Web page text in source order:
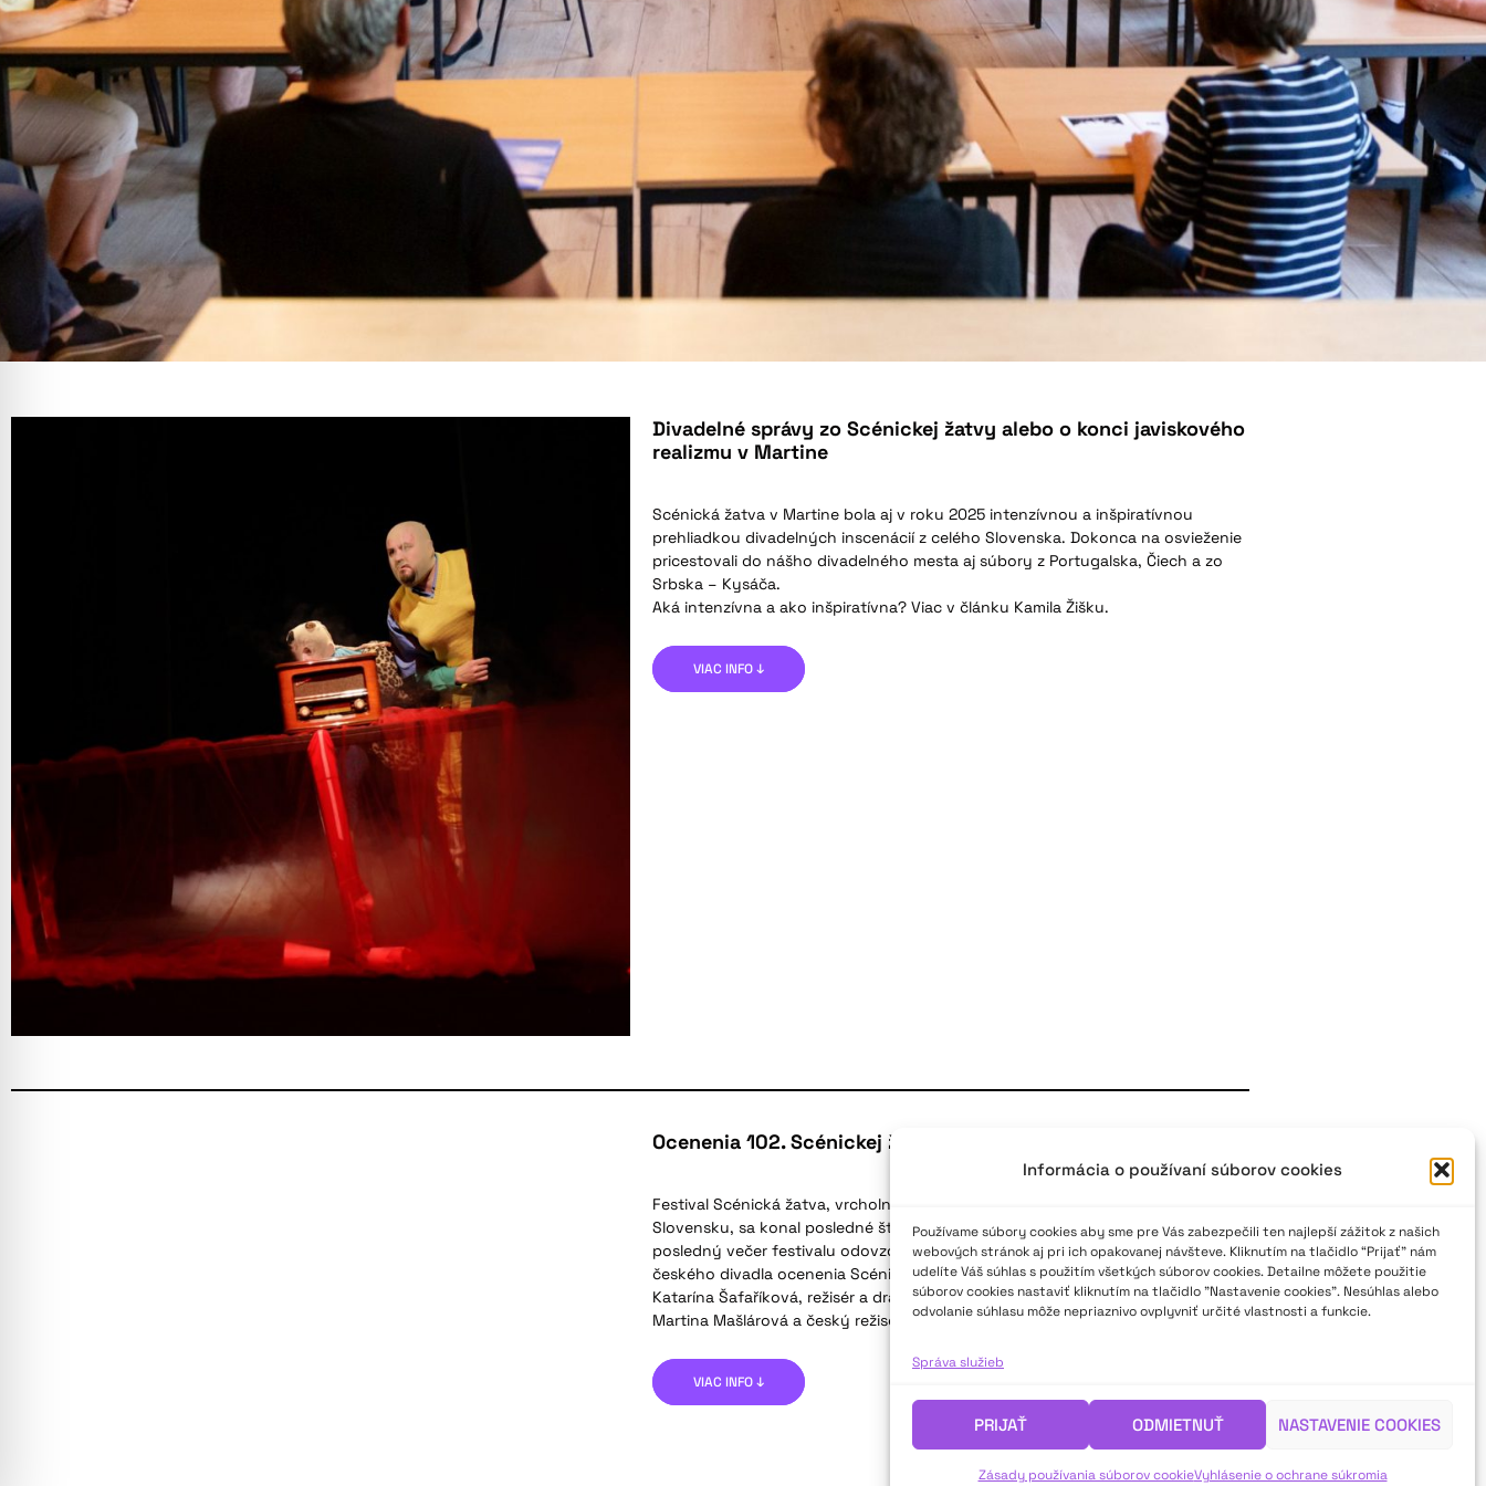
Informácia o používaní súborov cookies
Používame súbory cookies aby sme pre Vás zabezpečili ten najlepší zážitok z našich
webových stránok aj pri ich opakovanej návšteve. Kliknutím na tlačidlo “Prijať” nám
udelíte Váš súhlas s použitím všetkých súborov cookies. Detailne môžete použitie
súborov cookies nastaviť kliknutím na tlačidlo "Nastavenie cookies". Nesúhlas alebo
odvolanie súhlasu môže nepriaznivo ovplyvniť určité vlastnosti a funkcie.
Správa služieb
PRIJAŤ ODMIETNUŤ NASTAVENIE COOKIES
Zásady používania súborov cookieVyhlásenie o ochrane súkromia
Divadelné správy zo Scénickej žatvy alebo o konci javiskového
realizmu v Martine
Scénická žatva v Martine bola aj v roku 2025 intenzívnou a inšpiratívnou
prehliadkou divadelných inscenácií z celého Slovenska. Dokonca na osvieženie
pricestovali do nášho divadelného mesta aj súbory z Portugalska, Čiech a zo
Srbska – Kysáča.
Aká intenzívna a ako inšpiratívna? Viac v článku Kamila Žišku.
VIAC INFO ↓
Ocenenia 102. Scénickej žatvy
Festival Scénická žatva, vrcholná prehliadka neprofesionálneho divadla na
Slovensku, sa konal posledné štyri augustové dni tradične v Martine. V
posledný večer festivalu odovzdávali významné osobnosti slovenského i
českého divadla ocenenia Scénický veniec. Scénograf Jozef Ciller, herečka
Katarína Šafaříková, režisér a dramaturg Ján Šimko, dramaturgička a kritička
Martina Mašlárová a český režisér
VIAC INFO ↓